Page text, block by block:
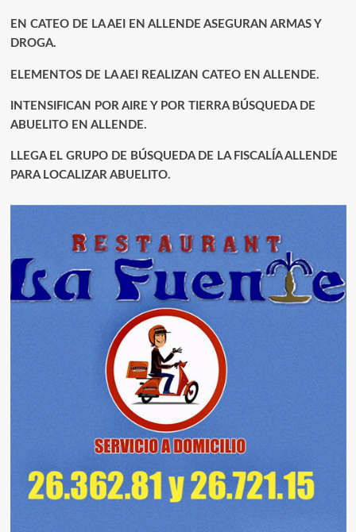
EN CATEO DE LA AEI EN ALLENDE ASEGURAN ARMAS Y
DROGA.
ELEMENTOS DE LA AEI REALIZAN CATEO EN ALLENDE.
INTENSIFICAN POR AIRE Y POR TIERRA BÚSQUEDA DE
ABUELITO EN ALLENDE.
LLEGA EL GRUPO DE BÚSQUEDA DE LA FISCALÍA ALLENDE
PARA LOCALIZAR ABUELITO.